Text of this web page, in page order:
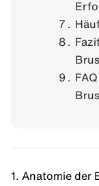
1. Anatomie der